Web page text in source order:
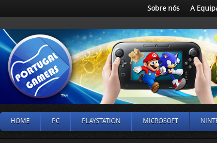
Sobre nós A
HOME PC PLAYSTATION MICROSOFT